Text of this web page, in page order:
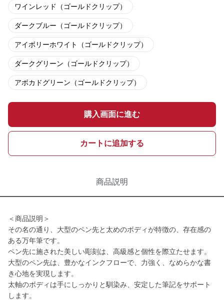
ワインレッド（ゴールドクリップ）
ダークブルー（ゴールドクリップ）
アイボリーホワイト（ゴールドクリップ）
ダークグリーン（ゴールドクリップ）
アボカドグリーン（ゴールドクリップ）
購入画面に進む
カートに追加する
商品説明
＜商品説明＞
その名の通り、大型のペン先と太めのボディが特徴の、存在感の
ある万年筆です。
ペン先に施された美しい彫刻は、高級感と個性を際立たせます。
大型のペン先は、豊かなインクフローで、力強く、なめらかな書
き心地を実現します。
太軸のボディは手にしっかりと馴染み、安定した筆記をサポート
します。